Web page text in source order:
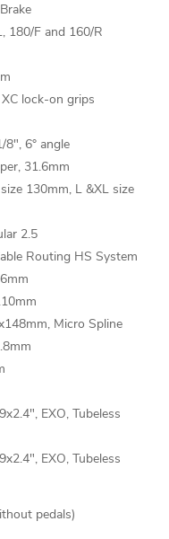
180/F and 160/R
lock-on grips
8", 6° angle
31.6mm
130mm, L &XL size
2.5
Routing HS System
Micro Spline
EXO, Tubeless
EXO, Tubeless
pedals)